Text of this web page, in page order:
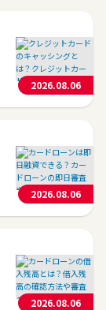
2026.08.06
2026.08.06
2026.08.06